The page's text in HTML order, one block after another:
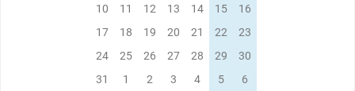
10
11 12 13 14 15
16
17
18 19 20 21 22
23
24
25 26 27 28 29
30
31
1 2 3 4 5 6